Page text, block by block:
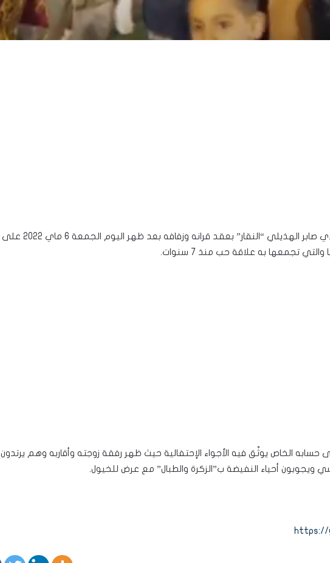
احتفل الممثل الكوميدي صابر الهذيلي “النقار” بعقد قرانه وزفافه بعد ظهر اليوم الجمعة 6 ماي 2022 على
تجمعها به علاقة حب منذ 7 سنوات.
الخاص يوثّق فيه الأجواء الإحتفالية حيث ظهر رفقة زوجته وأقاربه وهم يرتدون
ويجوبون أحياء النفيضة ب”الزكرة والطبال” مع عرض للخيول.
https://